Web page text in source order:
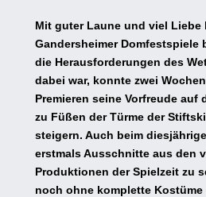
Mit guter Laune und viel Liebe
Gandersheimer Domfestspiele
die Herausforderungen des
dabei war, konnte zwei
Premieren seine Vorfreude auf
zu Füßen der Türme der
steigern. Auch beim
erstmals Ausschnitte aus den
Produktionen der Spielzeit zu
noch ohne komplette